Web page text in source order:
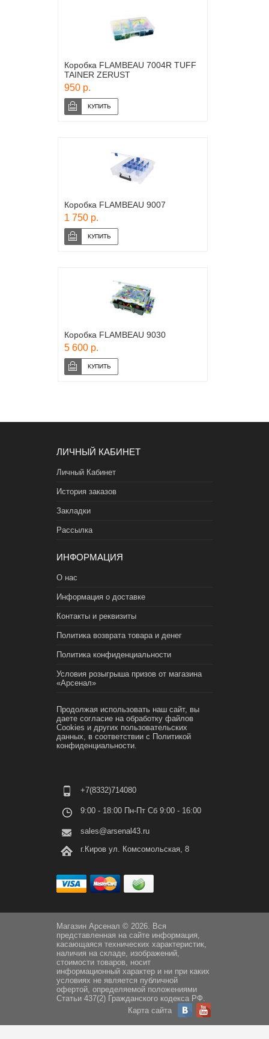
Коробка FLAMBEAU 7004R TUFF
TAINER ZERUST
950 р.
Коробка FLAMBEAU 9007
1 750 р.
Коробка FLAMBEAU 9030
5 600 р.
ЛИЧНЫЙ КАБИНЕТ
Личный Кабинет
История заказов
Закладки
Рассылка
ИНФОРМАЦИЯ
О нас
Информация о доставке
Контакты и реквизиты
Политика возврата товара и денег
Политика конфиденциальности
Условия розыгрыша призов от магазина
«Арсенал»
Продолжая использовать наш сайт, вы
даете согласие на обработку файлов
Cookies и других пользовательских
данных, в соответствии с Политикой
конфиденциальности.
+7(8332)714080
9:00 - 18:00 Пн-Пт Сб 9:00 - 16:00
sales@arsenal43.ru
г.Киров ул. Комсомольская, 8
Магазин Арсенал © 2026. Вся
представленная на сайте информация,
касающаяся технических характеристик,
наличия на складе, изображений,
стоимости товаров, носит
информационный характер и ни при каких
условиях не является публичной
офертой, определяемой положениями
Статьи 437(2) Гражданского кодекса РФ.
Карта сайта